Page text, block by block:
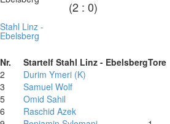
(2 : 0)
Stahl Linz -
Ebelsberg
Nr. Startelf Stahl Linz - EbelsbergTore
2
Durim Ymeri (K)
3
Samuel Wolf
5
Omid Sahil
6
Raschid Azek